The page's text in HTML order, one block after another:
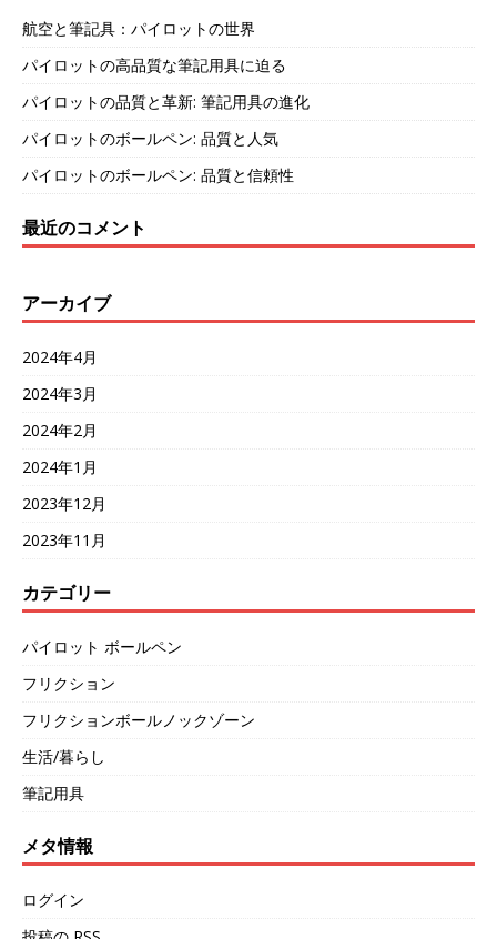
航空と筆記具：パイロットの世界
パイロットの高品質な筆記用具に迫る
パイロットの品質と革新: 筆記用具の進化
パイロットのボールペン: 品質と人気
パイロットのボールペン: 品質と信頼性
最近のコメント
アーカイブ
2024年4月
2024年3月
2024年2月
2024年1月
2023年12月
2023年11月
カテゴリー
パイロット ボールペン
フリクション
フリクションボールノックゾーン
生活/暮らし
筆記用具
メタ情報
ログイン